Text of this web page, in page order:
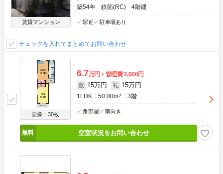
賃貸マンション
築54年
鉄筋(RC) 4階建
駅近 駐車場あり
チェックを入れてまとめてお問い合わせ
画像：30枚
6.7万円 管理費3,000円
敷 15万円 礼 15万円
1LDK 50.00m2 3階
角部屋 南向き
空室状況をお問い合わせ